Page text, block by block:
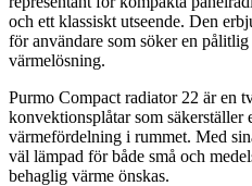
och ett klassiskt utseende. Den
för användare som söker en
värmelösning.
Purmo Compact radiator 22 är en
konvektionsplåtar som
värmefördelning i rummet. Med
väl lämpad för både små och
behaglig värme önskas.